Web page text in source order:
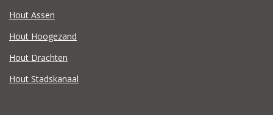
Hout Assen
Hout Hoogezand
Hout Drachten
Hout Stadskanaal